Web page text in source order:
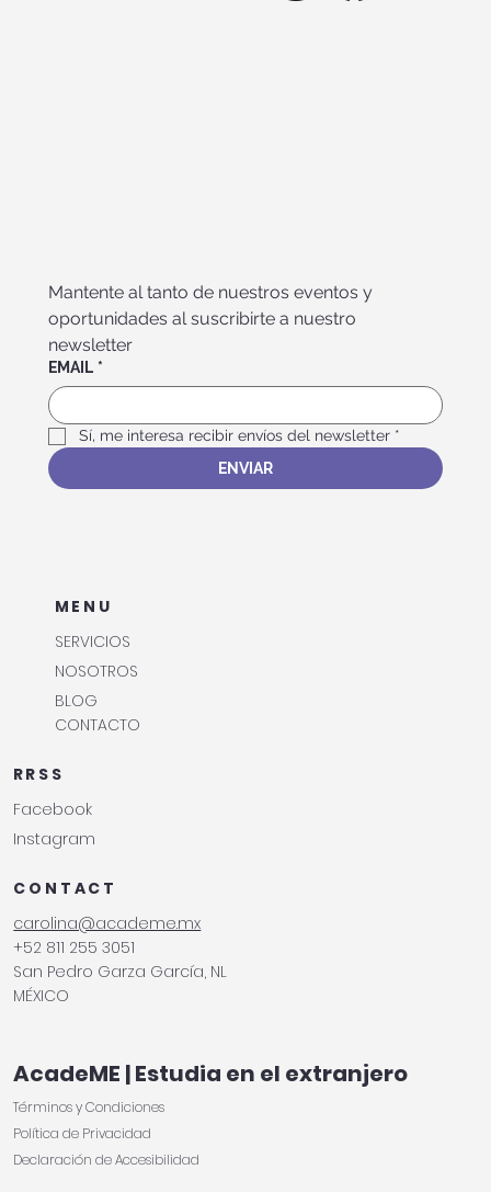
Mantente al tanto de nuestros eventos y
oportunidades al suscribirte a nuestro
newsletter
EMAIL *
Sí, me interesa recibir envíos del newsletter *
ENVIAR
MENU
SERVICIOS
NOSOTROS
BLOG
CONTACTO
RRSS
Facebook
Instagram
CONTACT
carolina@academe.mx
+52 811 255 3051
San Pedro Garza García, NL
MÉXICO
Términos y Condiciones
Política de Privacidad
Declaración de Accesibilidad
AcadeME | Estudia en el extranjero